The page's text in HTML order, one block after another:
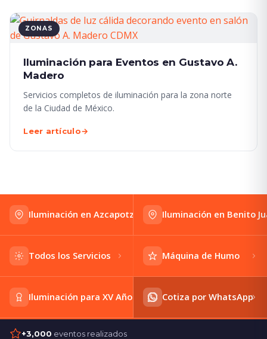
ZONAS
Iluminación para Eventos en Gustavo A.
Madero
Servicios completos de iluminación para la zona norte
de la Ciudad de México.
Leer artículo→
Iluminación en Azcapotzalco Iluminación en Benito
Todos los Servicios Máquina de Humo
Iluminación para XV Años Cotiza por WhatsApp
+3,000 eventos realizados